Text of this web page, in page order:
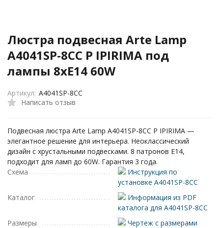
Люстра подвесная Arte Lamp
A4041SP-8CC P IPIRIMA под
лампы 8xE14 60W
Написать отзыв
Артикул: A4041SP-8CC
Подвесная люстра Arte Lamp A4041SP-8CC P IPIRIMA —
элегантное решение для интерьера. Неоклассический
дизайн с хрустальными подвесками. 8 патронов E14,
подходит для ламп до 60W. Гарантия 3 года.
Схема
Инструкция по
установке A4041SP-8CC
Каталог
Информация из PDF
каталога для A4041SP-8CC
Размеры
Чертеж с размерами